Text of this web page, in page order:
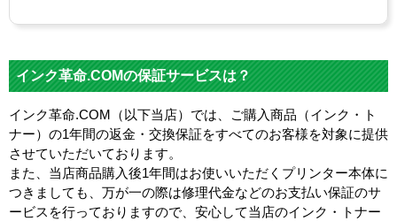
インク革命.COMの保証サービスは？
インク革命.COM（以下当店）では、ご購入商品（インク・ト
ナー）の1年間の返金・交換保証をすべてのお客様を対象に提供
させていただいております。
また、当店商品購入後1年間はお使いいただくプリンター本体に
つきましても、万が一の際は修理代金などのお支払い保証のサ
ービスを行っておりますので、安心して当店のインク・トナー